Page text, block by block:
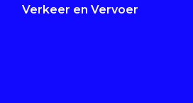
Verkeer en Vervoer